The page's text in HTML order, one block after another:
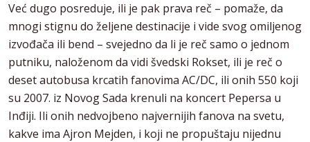
Već dugo posreduje, ili je pak prava reč – pomaže, da
mnogi stignu do željene destinacije i vide svog omiljenog
izvođača ili bend – svejedno da li je reč samo o jednom
putniku, naloženom da vidi švedski Rokset, ili je reč o
deset autobusa krcatih fanovima AC/DC, ili onih 550 koji
su 2007. iz Novog Sada krenuli na koncert Pepersa u
Inđiji. Ili onih nedvojbeno najvernijih fanova na svetu,
kakve ima Ajron Mejden, i koji ne propuštaju nijednu